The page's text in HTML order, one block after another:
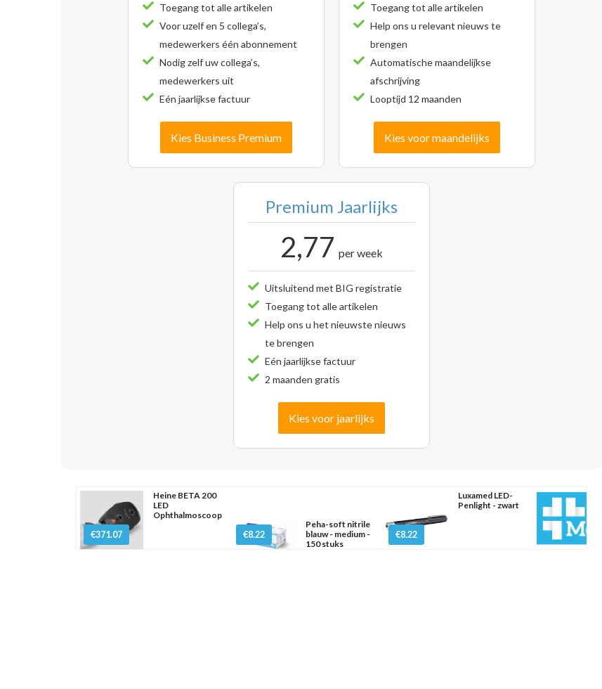
Toegang tot alle artikelen
Voor uzelf en 5 collega’s,
medewerkers één abonnement
Nodig zelf uw collega’s,
medewerkers uit
Eén jaarlijkse factuur
Kies Business Premium
Toegang tot alle artikelen
Help ons u relevant nieuws te
brengen
Automatische maandelijkse
afschrijving
Looptijd 12 maanden
Kies voor maandelijks
Premium Jaarlijks
2,77 per week
Uitsluitend met BIG registratie
Toegang tot alle artikelen
Help ons u het nieuwste nieuws
te brengen
Eén jaarlijkse factuur
2 maanden gratis
Kies voor jaarlijks
€371.07
Heine BETA 200
LED
Ophthalmoscoop
€8.22
Peha-soft nitrile
blauw - medium -
150 stuks
€8.22
Luxamed LED-
Penlight - zwart